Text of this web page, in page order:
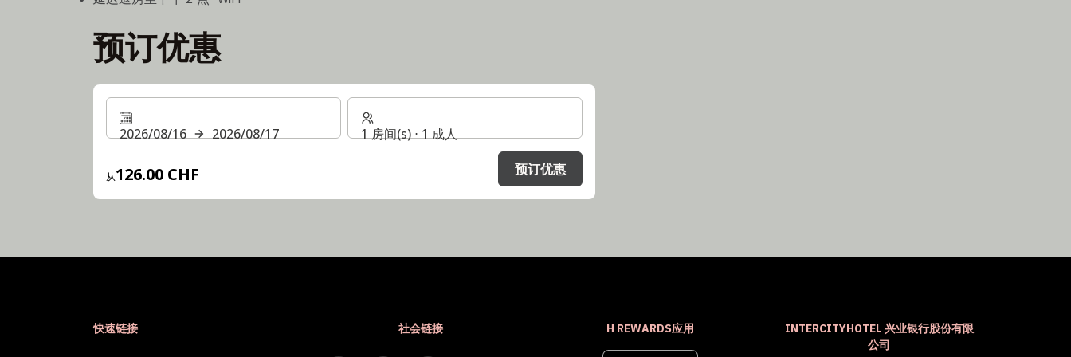
预订优惠
2026/08/16 2026/08/17
从126.00 CHF
1 房间(s) ⋅ 1 成人
预订优惠
快速链接 社会链接 H REWARDS应用
INTERCITYHOTEL 兴业银行股份有限
公司